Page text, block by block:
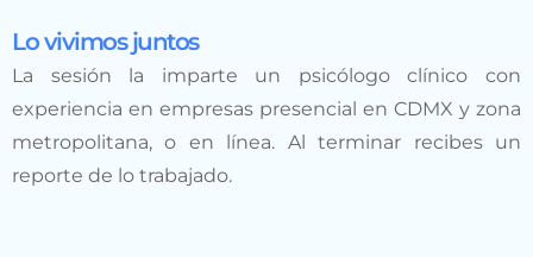
Lo vivimos juntos
La sesión la imparte un psicólogo clínico con
experiencia en empresas presencial en CDMX y zona
metropolitana, o en línea. Al terminar recibes un
reporte de lo trabajado.